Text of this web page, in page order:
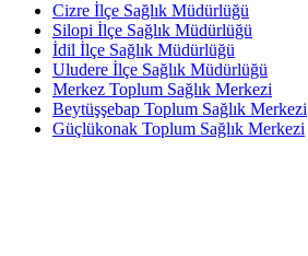
Cizre İlçe Sağlık Müdürlüğü
Silopi İlçe Sağlık Müdürlüğü
İdil İlçe Sağlık Müdürlüğü
Uludere İlçe Sağlık Müdürlüğü
Merkez Toplum Sağlık Merkezi
Beytüşşebap Toplum Sağlık Merkezi
Güçlükonak Toplum Sağlık Merkezi